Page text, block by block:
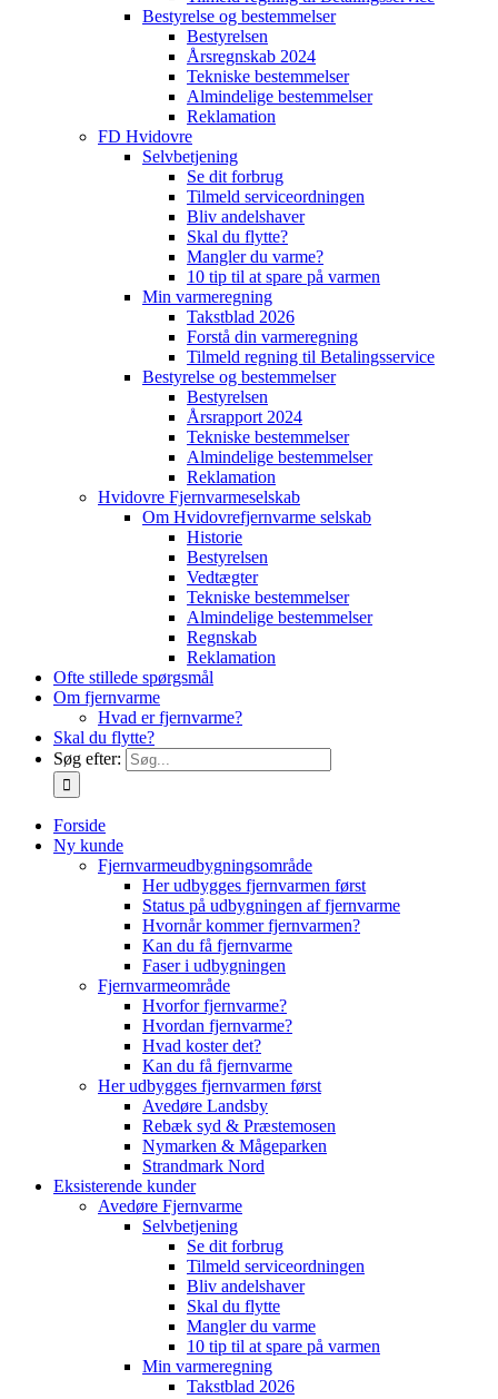
Bestyrelse og bestemmelser
Bestyrelsen
Årsregnskab 2024
Tekniske bestemmelser
Almindelige bestemmelser
Reklamation
FD Hvidovre
Selvbetjening
Se dit forbrug
Tilmeld serviceordningen
Bliv andelshaver
Skal du flytte?
Mangler du varme?
10 tip til at spare på varmen
Min varmeregning
Takstblad 2026
Forstå din varmeregning
Tilmeld regning til Betalingsservice
Bestyrelse og bestemmelser
Bestyrelsen
Årsrapport 2024
Tekniske bestemmelser
Almindelige bestemmelser
Reklamation
Hvidovre Fjernvarmeselskab
Om Hvidovrefjernvarme selskab
Historie
Bestyrelsen
Vedtægter
Tekniske bestemmelser
Almindelige bestemmelser
Regnskab
Reklamation
Ofte stillede spørgsmål
Om fjernvarme
Hvad er fjernvarme?
Skal du flytte?
Søg efter:
Forside
Ny kunde
Fjernvarmeudbygningsområde
Her udbygges fjernvarmen først
Status på udbygningen af fjernvarme
Hvornår kommer fjernvarmen?
Kan du få fjernvarme
Faser i udbygningen
Fjernvarmeområde
Hvorfor fjernvarme?
Hvordan fjernvarme?
Hvad koster det?
Kan du få fjernvarme
Her udbygges fjernvarmen først
Avedøre Landsby
Rebæk syd & Præstemosen
Nymarken & Mågeparken
Strandmark Nord
Eksisterende kunder
Avedøre Fjernvarme
Selvbetjening
Se dit forbrug
Tilmeld serviceordningen
Bliv andelshaver
Skal du flytte
Mangler du varme
10 tip til at spare på varmen
Min varmeregning
Takstblad 2026